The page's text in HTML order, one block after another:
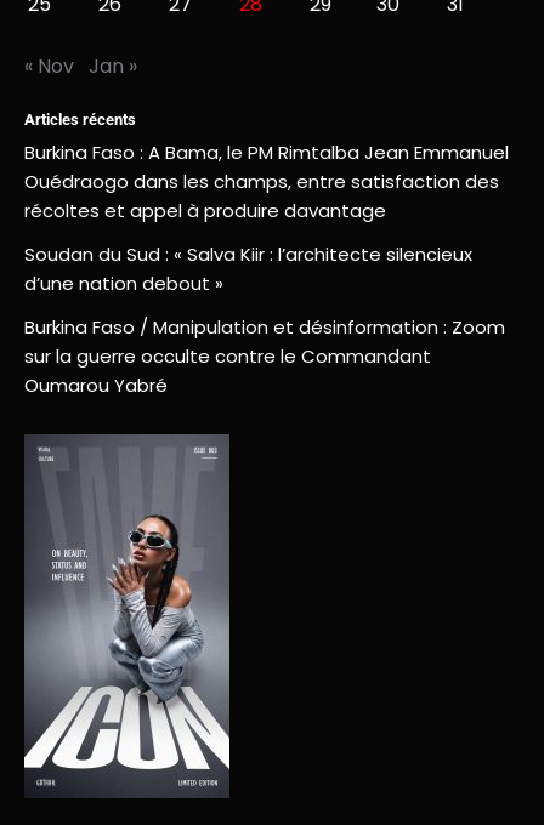
« Nov Jan »
Articles récents
Burkina Faso : A Bama, le PM Rimtalba Jean Emmanuel
Ouédraogo dans les champs, entre satisfaction des
récoltes et appel à produire davantage
Soudan du Sud : « Salva Kiir : l’architecte silencieux
d’une nation debout »
Burkina Faso / Manipulation et désinformation : Zoom
sur la guerre occulte contre le Commandant
Oumarou Yabré